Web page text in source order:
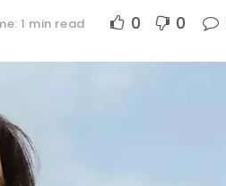
1 min read 0 0